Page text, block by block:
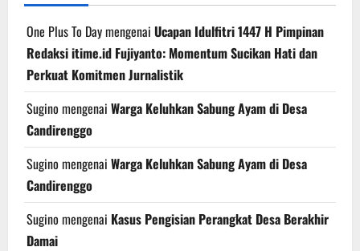
One Plus To Daymengenai Ucapan Idulfitri 1447 H Pimpinan
Redaksi itime.id Fujiyanto: Momentum Sucikan Hati dan
Perkuat Komitmen Jurnalistik
Sugino mengenai Warga Keluhkan Sabung Ayam di Desa
Candirenggo
Sugino mengenai Warga Keluhkan Sabung Ayam di Desa
Candirenggo
Sugino mengenai Kasus Pengisian Perangkat Desa Berakhir
Damai